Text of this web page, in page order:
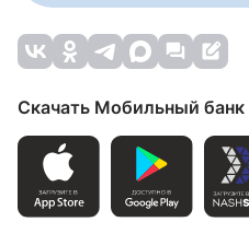
Скачать Мобильный банк